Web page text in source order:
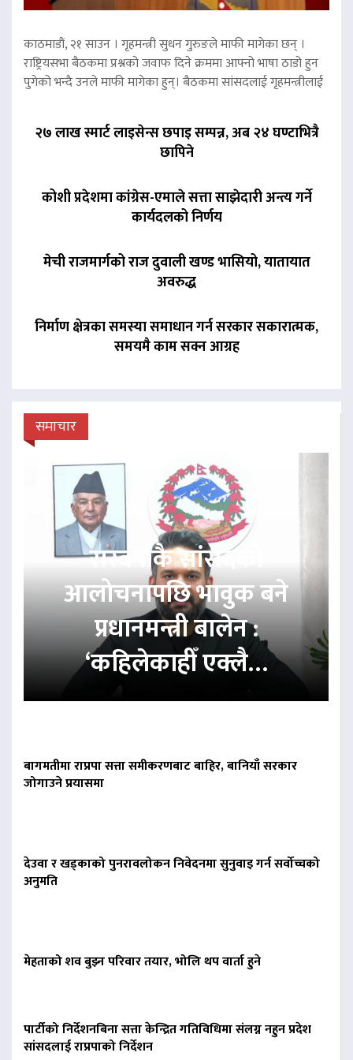
काठमाडौं, २१ साउन । गृहमन्त्री सुधन गुरुङले माफी मागेका छन् ।
राष्ट्रियसभा बैठकमा प्रश्नको जवाफ दिने क्रममा आफ्नो भाषा ठाडो हुन
पुगेको भन्दै उनले माफी मागेका हुन्। बैठकमा सांसदलाई गृहमन्त्रीलाई
२७ लाख स्मार्ट लाइसेन्स छपाइ सम्पन्न, अब २४ घण्टाभित्रै
छापिने
कोशी प्रदेशमा कांग्रेस-एमाले सत्ता साझेदारी अन्त्य गर्ने
कार्यदलको निर्णय
मेची राजमार्गको राज दुवाली खण्ड भासियो, यातायात
अवरुद्ध
निर्माण क्षेत्रका समस्या समाधान गर्न सरकार सकारात्मक,
समयमै काम सक्न आग्रह
समाचार
रास्वपाकै सांसदको
आलोचनापछि भावुक बने
प्रधानमन्त्री बालेन :
‘कहिलेकाहीँ एक्लै…
बागमतीमा राप्रपा सत्ता समीकरणबाट बाहिर, बानियाँ सरकार
जोगाउने प्रयासमा
देउवा र खड्काको पुनरावलोकन निवेदनमा सुनुवाइ गर्न सर्वोच्चको
अनुमति
मेहताको शव बुझ्न परिवार तयार, भोलि थप वार्ता हुने
पार्टीको निर्देशनबिना सत्ता केन्द्रित गतिविधिमा संलग्न नहुन प्रदेश
सांसदलाई राप्रपाको निर्देशन